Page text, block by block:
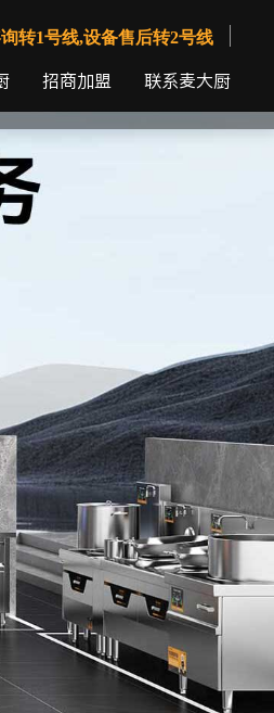
转1号线,设备售后转2号线
招商加盟 联系麦大厨